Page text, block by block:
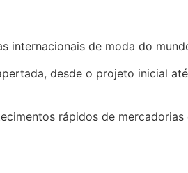
internacionais de moda do
desde o projeto inicial
rápidos de mercadorias